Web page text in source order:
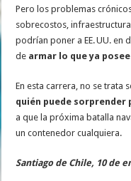
Pero los problemas
sobrecostos,
podrían poner a EE. UU. en
de armar lo que ya posee
En esta carrera, no se trata
quién puede sorprender
a que la próxima batalla
un contenedor cualquiera.
Santiago de Chile, 10 de